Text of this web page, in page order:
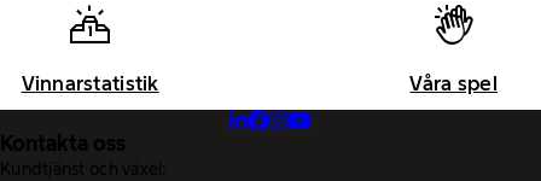
Vinnarstatistik Våra spel
Kontakta oss
Kundtjänst och växel: